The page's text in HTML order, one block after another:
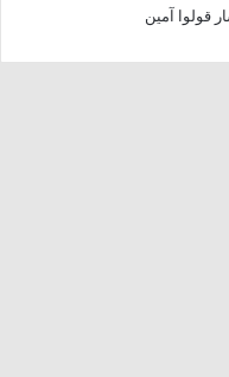
قولوا آمين